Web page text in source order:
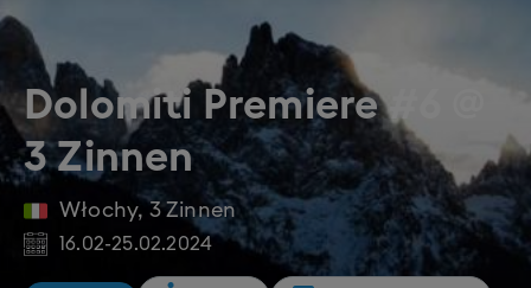
Dolomiti Premiere #6 @
3 Zinnen
Włochy, 3 Zinnen
16.02-25.02.2024